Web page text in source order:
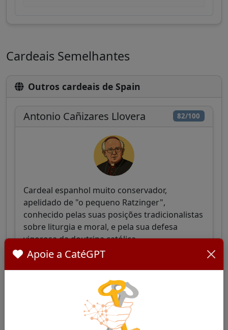
Cardeais Semelhantes
Outros cardeais de Spain
82/100
Antonio Cañizares Llovera
Cardeal espanhol muito conservador,
apelidado de "o pequeno Ratzinger",
conhecido pelas suas posições tradicionalistas
sobre liturgia e moral, e pela sua defesa
vigorosa da doutrina católica.
José Cobo Cano
Apoie a CatéGPT